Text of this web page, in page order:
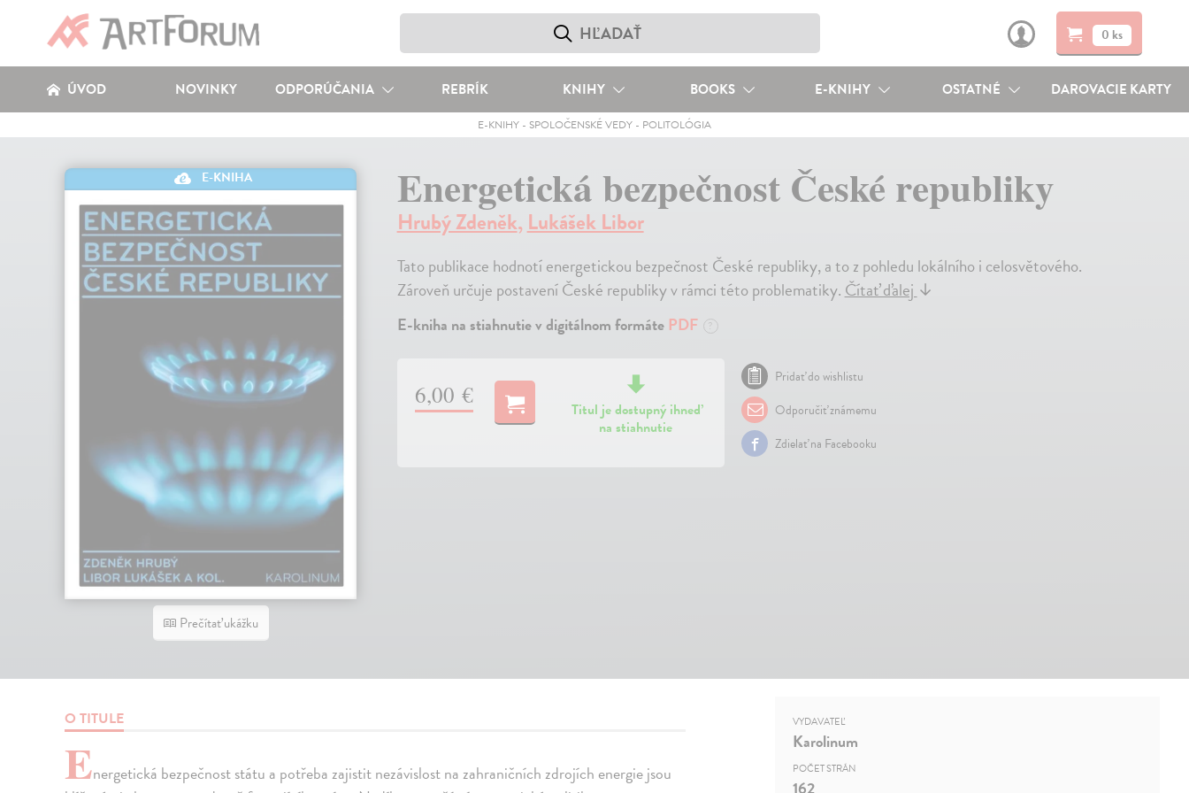
0 ks
ÚVOD NOVINKY ODPORÚČANIA REBRÍK KNIHY BOOKS E-KNIHY OSTATNÉ DAROVACIE KARTY
E-KNIHY- SPOLOČENSKÉ VEDY- POLITOLÓGIA
E-KNIHA
Prečítať ukážku
Energetická bezpečnost České republiky
Hrubý Zdeněk, Lukášek Libor
Tato publikace hodnotí energetickou bezpečnost České republiky, a to z pohledu lokálního i celosvětového.
Zároveň určuje postavení České republiky v rámci této problematiky.Čítať ďalej↓
E-kniha na stiahnutie v digitálnom formáte PDF ?
6,00 €
Titul je dostupný ihneď
na stiahnutie
Pridať do wishlistu
Odporučiť známemu
Zdielať na Facebooku
O TITULE
Energetická bezpečnost státu a potřeba zajistit nezávislost na zahraničních zdrojích energie jsou
VYDAVATEĽ
Karolinum
POČET STRÁN
162